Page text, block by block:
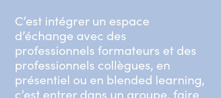
C’est intégrer un espace
d’échange avec des
professionnels formateurs et des
professionnels collègues, en
présentiel ou en blended learning,
c’est entrer dans un groupe, faire